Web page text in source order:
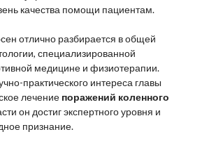
качества помощи пациентам.
отлично разбирается в общей
специализированной
медицине и физиотерапии.
практического интереса главы
лечение поражений коленного
он достиг экспертного уровня и
признание.